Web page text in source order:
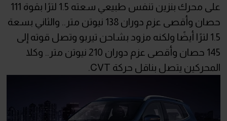
على محرك بنزين تنفس طبيعي سعته 1.5 لترًا بقوة 111
حصان وأقصى عزم دوران 138 نيوتن متر.. والثاني بسعة
1.5 لترًا أيضًا ولكنه مزود بشاحن تيربو وتصل قوته إلى
145 حصان وأقصى عزم دوران 210 نيوتن متر.. وكلا
المحركين يتصل بناقل حركة CVT.